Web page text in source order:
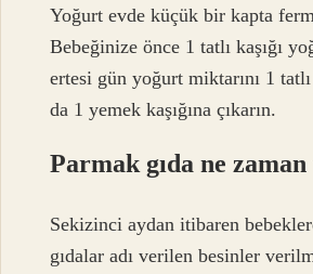
Yoğurt evde küçük bir kapta
Bebeğinize önce 1 tatlı kaşığı
ertesi gün yoğurt miktarını 1 tatlı
da 1 yemek kaşığına çıkarın.
Parmak gıda ne
Sekizinci aydan itibaren
gıdalar adı verilen besinler